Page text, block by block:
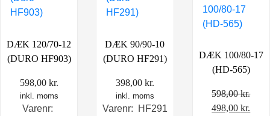
DÆK 120/70-12
(DURO HF903)
598,00 kr.
inkl. moms
Varenr:
DÆK 90/90-10
(DURO HF291)
398,00 kr.
inkl. moms
Varenr: HF291
DÆK 100/80-17
(HD-565)
598,00kr.
Den
498,00kr.